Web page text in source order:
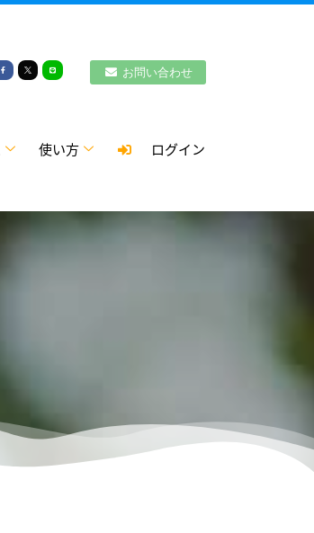
お問い合わせ
使い方 ログイン